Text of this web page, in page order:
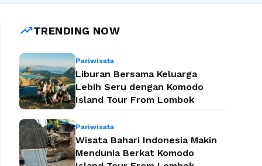
trending_upTRENDING NOW
Pariwisata
Liburan Bersama Keluarga
Lebih Seru dengan Komodo
Island Tour From Lombok
Pariwisata
Wisata Bahari Indonesia Makin
Mendunia Berkat Komodo